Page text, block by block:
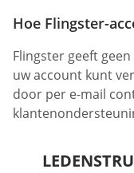
Hoe Flingster-
Flingster geeft
uw account kunt
door per e-mail